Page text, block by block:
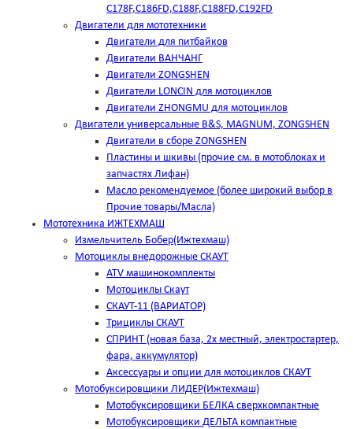
C178F,С186FD,C188F,C188FD,C192FD
Двигатели для мототехники
Двигатели для питбайков
Двигатели ВАНЧАНГ
Двигатели ZONGSHEN
Двигатели LONCIN для мотоциклов
Двигатели ZHONGMU для мотоциклов
Двигатели универсальные B&S, MAGNUM, ZONGSHEN
Двигатели в сборе ZONGSHEN
Пластины и шкивы (прочие см. в мотоблоках и
запчастях Лифан)
Масло рекомендуемое (более широкий выбор в
Прочие товары/Масла)
Мототехника ИЖТЕХМАШ
Измельчитель Бобер(Ижтехмаш)
Мотоциклы внедорожные СКАУТ
ATV машинокомплекты
Мотоциклы Скаут
СКАУТ-11 (ВАРИАТОР)
Трициклы СКАУТ
СПРИНТ (новая база, 2х местный, электростартер,
фара, аккумулятор)
Аксессуары и опции для мотоциклов СКАУТ
Мотобуксировщики ЛИДЕР(Ижтехмаш)
Мотобуксировщики БЕЛКА сверхкомпактные
Мотобуксировщики ДЕЛЬТА компактные